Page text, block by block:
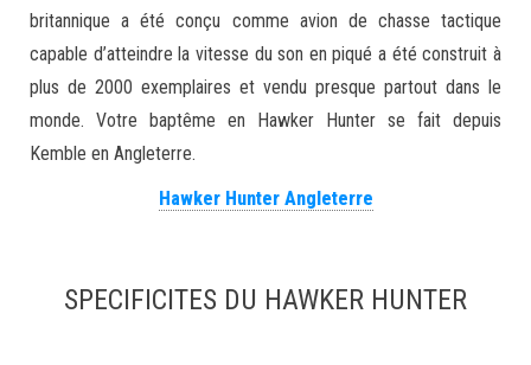
britannique a été conçu comme avion de chasse tactique
capable d’atteindre la vitesse du son en piqué a été construit à
plus de 2000 exemplaires et vendu presque partout dans le
monde. Votre baptême en Hawker Hunter se fait depuis
Kemble en Angleterre.
Hawker Hunter Angleterre
SPECIFICITES DU HAWKER HUNTER